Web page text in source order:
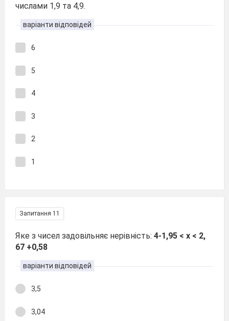
числами 1,9 та 4,9.
варіанти відповідей
6
5
4
3
2
1
Запитання 11
Яке з чисел задовільняє нерівність: 4-1,95 < х < 2,
67 +0,58
варіанти відповідей
3,5
3,04